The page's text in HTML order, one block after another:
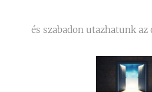
és szabadon utazhatunk az